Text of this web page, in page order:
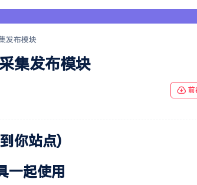
发布模块
集发布模块
前
你站点)
一起使用